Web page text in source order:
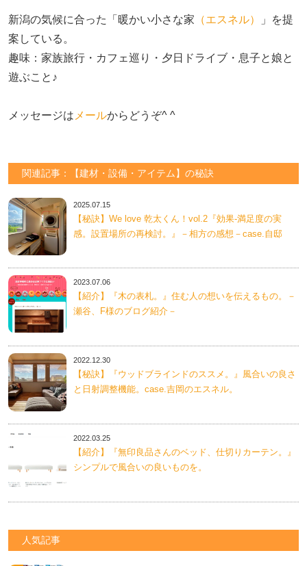
新潟の気候に合った「暖かい小さな家 （エスネル）
」を提
案している。
趣味：家族旅行・カフェ巡り・夕日ドライブ・息子と娘と
遊ぶこと♪
メッセージは メールからどうぞ^ ^
関連記事：【建材・設備・アイテム】の秘訣
2025.07.15
【秘訣】We love 乾太くん！vol.2『効果-満足度の実
感。設置場所の再検討。』－相方の感想－case.自邸
2023.07.06
【紹介】『木の表札。』住む人の想いを伝えるもの。－
瀬谷、F様のブログ紹介－
2022.12.30
【秘訣】『ウッドブラインドのススメ。』風合いの良さ
と日射調整機能。case.吉岡のエスネル。
2022.03.25
【紹介】『無印良品さんのベッド、仕切りカーテン。』
シンプルで風合いの良いものを。
人気記事